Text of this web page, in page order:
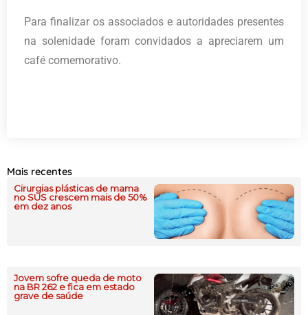
Para finalizar os associados e autoridades presentes
na solenidade foram convidados a apreciarem um
café comemorativo.
Mais recentes
Cirurgias plásticas de mama
no SUS crescem mais de 50%
em dez anos
Jovem sofre queda de moto
na BR 262 e fica em estado
grave de saúde